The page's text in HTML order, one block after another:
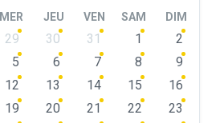
MER JEU VEN SAM DIM
29 30 31 1
2
5 6 7 8
9
12 13 14 15
16
19 20 21 22
23